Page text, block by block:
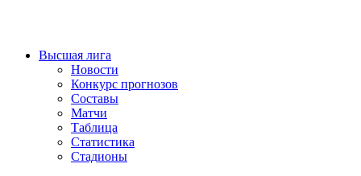
Высшая лига
Новости
Конкурс прогнозов
Составы
Матчи
Таблица
Статистика
Стадионы